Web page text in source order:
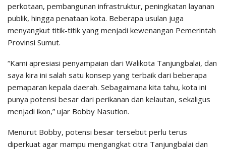
perkotaan, pembangunan infrastruktur, peningkatan layanan
publik, hingga penataan kota. Beberapa usulan juga
menyangkut titik-titik yang menjadi kewenangan Pemerintah
Provinsi Sumut.
“Kami apresiasi penyampaian dari Walikota Tanjungbalai, dan
saya kira ini salah satu konsep yang terbaik dari beberapa
pemaparan kepala daerah. Sebagaimana kita tahu, kota ini
punya potensi besar dari perikanan dan kelautan, sekaligus
menjadi ikon,” ujar Bobby Nasution.
Menurut Bobby, potensi besar tersebut perlu terus
diperkuat agar mampu mengangkat citra Tanjungbalai dan